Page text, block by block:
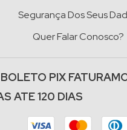
Segurança Dos Seus
Quer Falar Conosco?
PIX
ATE 120 DIAS